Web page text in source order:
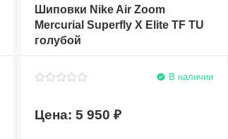
Шиповки Nike Air Zoom
Mercurial Superfly X Elite TF TU
голубой
В наличии
5 950